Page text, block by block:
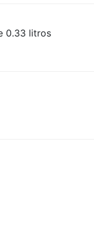
0.33 litros